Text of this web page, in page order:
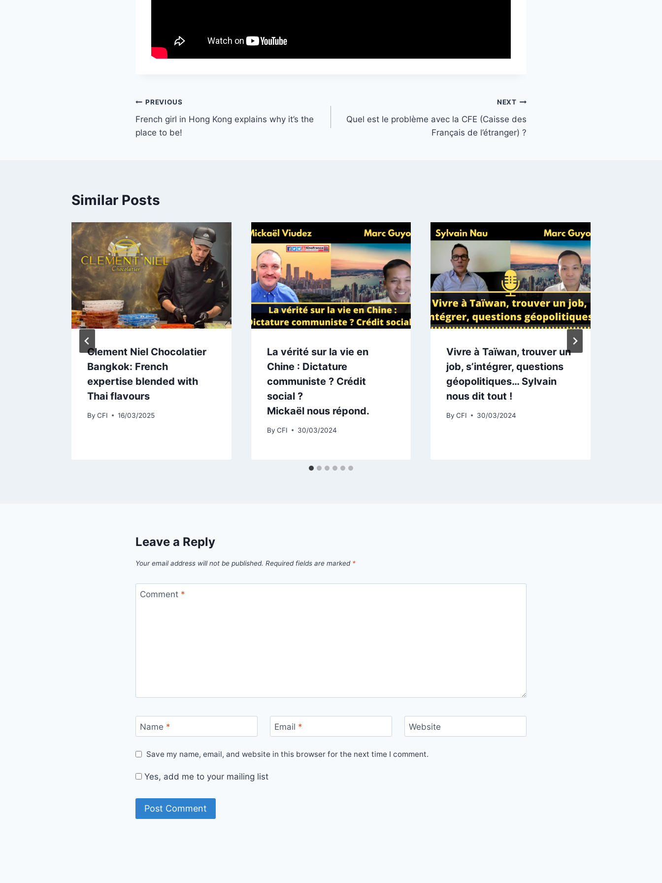
Post
navigation
PREVIOUS
French girl in Hong Kong explains why it’s the
place to be!
NEXT
Quel est le problème avec la CFE (Caisse des
Français de l’étranger) ?
Similar Posts
Clement Niel Chocolatier
Bangkok: French
expertise blended with
Thai flavours
By CFI 16/03/2025
La vérité sur la vie en
Chine : Dictature
communiste ? Crédit
social ?
Mickaël nous répond.
By CFI 30/03/2024
Vivre à Taïwan, trouver un
job, s’intégrer, questions
géopolitiques… Sylvain
nous dit tout !
By CFI 30/03/2024
Leave a Reply
Your email address will not be published. Required fields are marked *
Comment *
Name * Email * Website
Save my name, email, and website in this browser for the next time I comment.
Yes, add me to your mailing list